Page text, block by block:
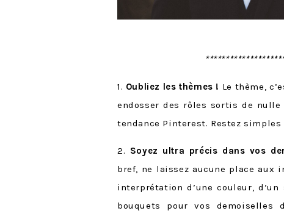
1. Oubliez les thèmes ! Le thème,
endosser des rôles sortis de
tendance Pinterest. Restez
2. Soyez ultra précis dans vos
bref, ne laissez aucune place aux
interprétation d’une couleur,
bouquets pour vos demoiselles